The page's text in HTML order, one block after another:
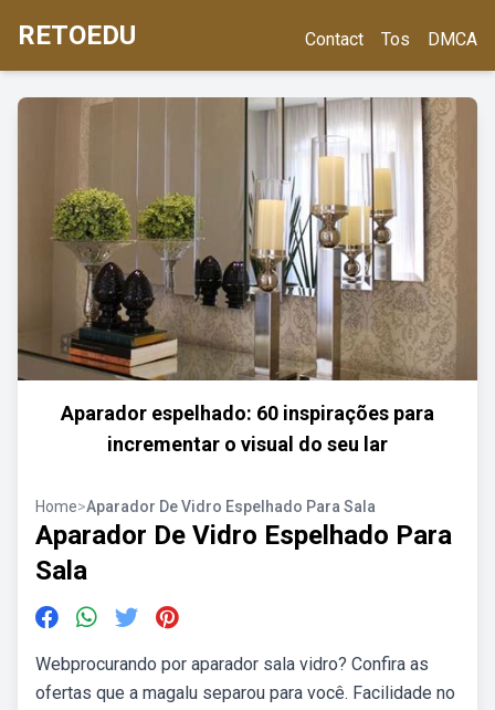
RETOEDU Contact Tos DMCA
Aparador espelhado: 60 inspirações para
incrementar o visual do seu lar
Home>Aparador De Vidro Espelhado Para Sala
Aparador De Vidro Espelhado Para
Sala
Webprocurando por aparador sala vidro? Confira as
ofertas que a magalu separou para você. Facilidade no